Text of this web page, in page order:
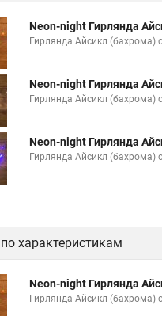
Neon-night Гирлянда
Гирлянда Айсикл
Neon-night Гирлянда
Гирлянда Айсикл (бахрома)
Neon-night Гирлянда
Гирлянда Айсикл (бахрома)
характеристикам
Neon-night Гирлянда
Гирлянда Айсикл